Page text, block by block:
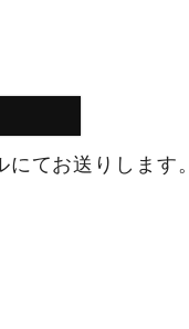
てお送りします。